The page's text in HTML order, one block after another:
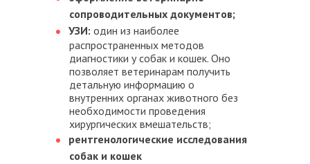
сопроводительных документов;
УЗИ: один из наиболее
распространенных методов
диагностики у собак и кошек. Оно
позволяет ветеринарам получить
детальную информацию о
внутренних органах животного без
необходимости проведения
хирургических вмешательств;
рентгенологические исследования
собак и кошек